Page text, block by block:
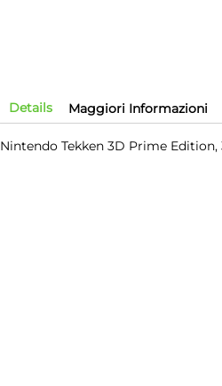
Details
Nintendo Tekken 3D Prime Edition,
Maggiori Informazioni